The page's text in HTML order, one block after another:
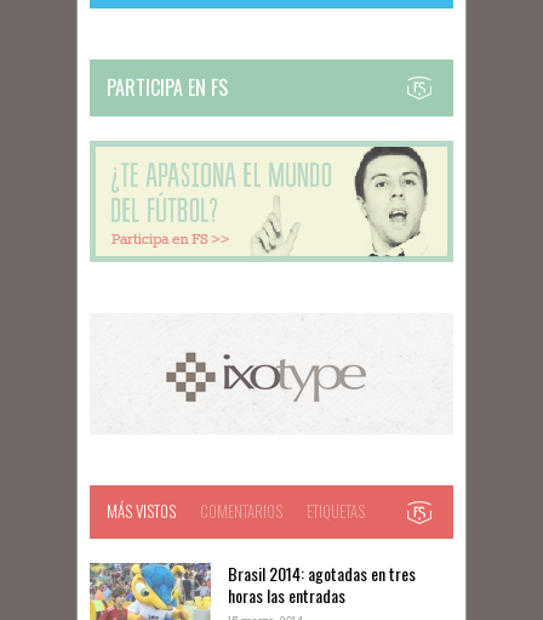
PARTICIPA EN FS
MÁS VISTOS COMENTARIOS ETIQUETAS
Brasil 2014: agotadas en tres
horas las entradas